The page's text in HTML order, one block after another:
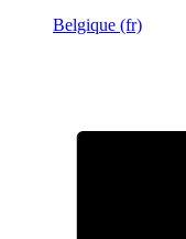
Belgique (fr)